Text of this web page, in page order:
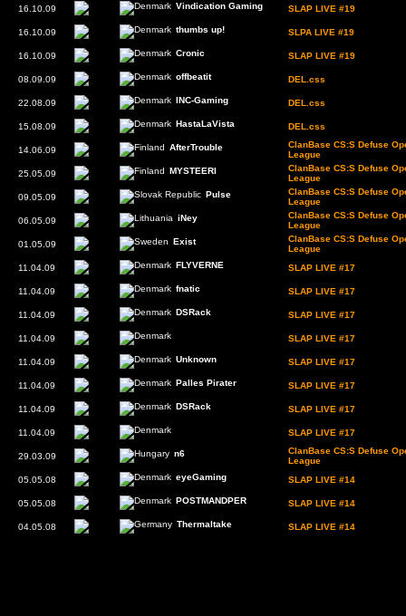
16.10.09 Vindication Gaming SLAP LIVE #19
16.10.09 thumbs up! SLPA LIVE #19
16.10.09 Cronic SLAP LIVE #19
08.09.09 offbeatit DEL.css
22.08.09 INC-Gaming DEL.css
15.08.09 HastaLaVista DEL.css
14.06.09 AfterTrouble
ClanBase CS:S Defuse
League
25.05.09
MYSTEERI
ClanBase CS:S Defuse
League
09.05.09
Pulse
ClanBase CS:S Defuse
League
06.05.09
iNey
ClanBase CS:S Defuse
League
01.05.09
Exist
ClanBase CS:S Defuse
League
11.04.09
FLYVERNE SLAP LIVE #17
11.04.09 fnatic SLAP LIVE #17
11.04.09 DSRack SLAP LIVE #17
11.04.09 SLAP LIVE #17
11.04.09 Unknown SLAP LIVE #17
11.04.09 Palles Pirater SLAP LIVE #17
11.04.09 DSRack SLAP LIVE #17
11.04.09 SLAP LIVE #17
29.03.09 n6
ClanBase CS:S Defuse
League
05.05.08
eyeGaming SLAP LIVE #14
05.05.08 POSTMANDPER SLAP LIVE #14
04.05.08 Thermaltake SLAP LIVE #14